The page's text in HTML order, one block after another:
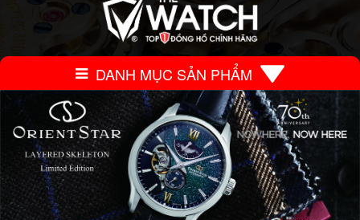
DANH MỤC SẢN PHẨM